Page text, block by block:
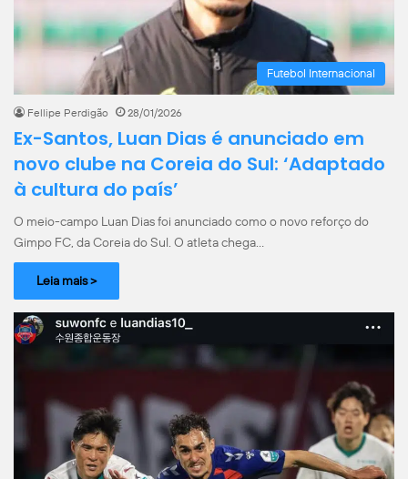
Futebol Internacional
Fellipe Perdigão 28/01/2026
Ex-Santos, Luan Dias é anunciado em
novo clube na Coreia do Sul: ‘Adaptado
à cultura do país’
O meio-campo Luan Dias foi anunciado como o novo reforço do
Gimpo FC, da Coreia do Sul. O atleta chega…
Leia mais >